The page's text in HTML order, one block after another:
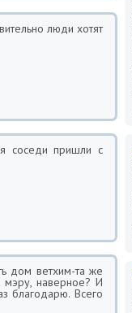
люди хотят
соседи пришли с
дом ветхим-та же
мэру, наверное? И
благодарю. Всего